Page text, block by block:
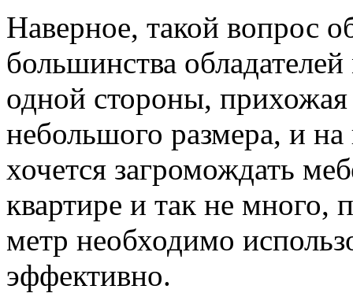
Наверное, такой вопрос
большинства
одной стороны, прихожая
небольшого размера, и
хочется загромождать
квартире и так не много,
метр необходимо
эффективно.